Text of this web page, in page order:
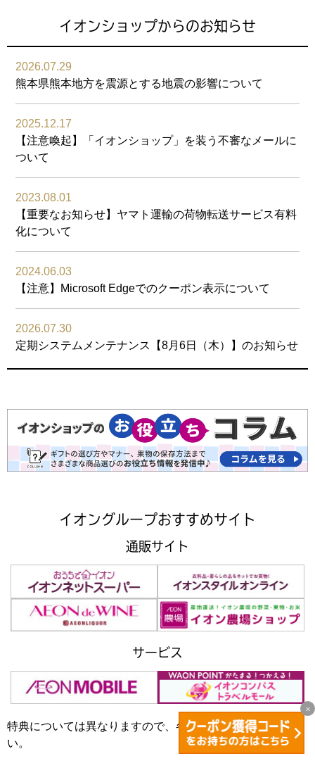
イオンショップからのお知らせ
2026.07.29
熊本県熊本地方を震源とする地震の影響について
2025.12.17
【注意喚起】「イオンショップ」を装う不審なメールに
ついて
2023.08.01
【重要なお知らせ】ヤマト運輸の荷物転送サービス有料
化について
2024.06.03
【注意】Microsoft Edgeでのクーポン表示について
2026.07.30
定期システムメンテナンス【8月6日（木）】のお知らせ
イオングループおすすめサイト
通販サイト
サービス
特典については異なりますので、各サイトでご確認くださ
い。